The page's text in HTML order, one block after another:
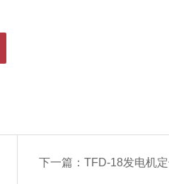
下一篇： TFD-18发电机定子